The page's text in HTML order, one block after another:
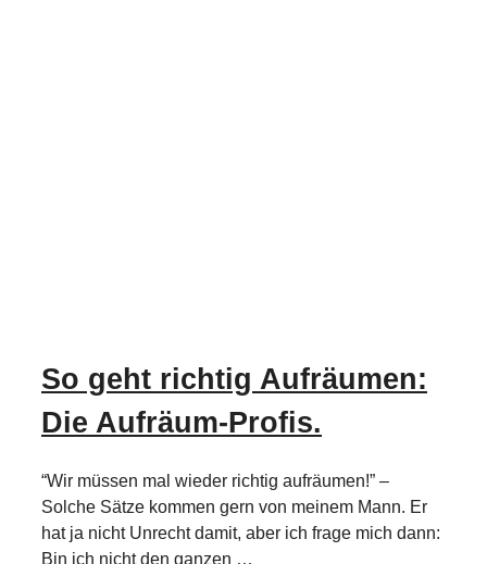
So geht richtig Aufräumen:
Die Aufräum-Profis.
“Wir müssen mal wieder richtig aufräumen!” –
Solche Sätze kommen gern von meinem Mann. Er
hat ja nicht Unrecht damit, aber ich frage mich dann:
Bin ich nicht den ganzen …